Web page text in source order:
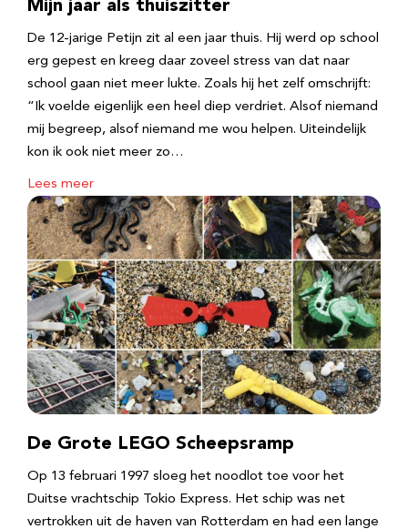
Mijn jaar als thuiszitter
De 12-jarige Petijn zit al een jaar thuis. Hij werd op school
erg gepest en kreeg daar zoveel stress van dat naar
school gaan niet meer lukte. Zoals hij het zelf omschrijft:
“Ik voelde eigenlijk een heel diep verdriet. Alsof niemand
mij begreep, alsof niemand me wou helpen. Uiteindelijk
kon ik ook niet meer zo…
Lees meer
De Grote LEGO Scheepsramp
Op 13 februari 1997 sloeg het noodlot toe voor het
Duitse vrachtschip Tokio Express. Het schip was net
vertrokken uit de haven van Rotterdam en had een lange